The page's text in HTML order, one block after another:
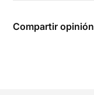
Compartir opinión